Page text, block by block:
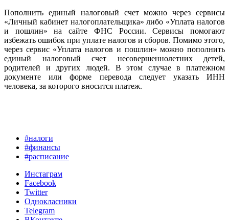
Пополнить единый налоговый счет можно через сервисы
«Личный кабинет налогоплательщика» либо «Уплата налогов
и пошлин» на сайте ФНС России. Сервисы помогают
избежать ошибок при уплате налогов и сборов. Помимо этого,
через сервис «Уплата налогов и пошлин» можно пополнить
единый налоговый счет несовершеннолетних детей,
родителей и других людей. В этом случае в платежном
документе или форме перевода следует указать ИНН
человека, за которого вносится платеж.
#налоги
#финансы
#расписание
Инстаграм
Facebook
Twitter
Однокласники
Telegram